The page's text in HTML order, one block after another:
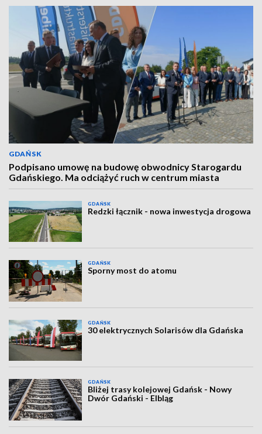
GDAŃSK
Podpisano umowę na budowę obwodnicy Starogardu
Gdańskiego. Ma odciążyć ruch w centrum miasta
GDAŃSK
Redzki łącznik - nowa inwestycja drogowa
GDAŃSK
Sporny most do atomu
GDAŃSK
30 elektrycznych Solarisów dla Gdańska
GDAŃSK
Bliżej trasy kolejowej Gdańsk - Nowy
Dwór Gdański - Elbląg